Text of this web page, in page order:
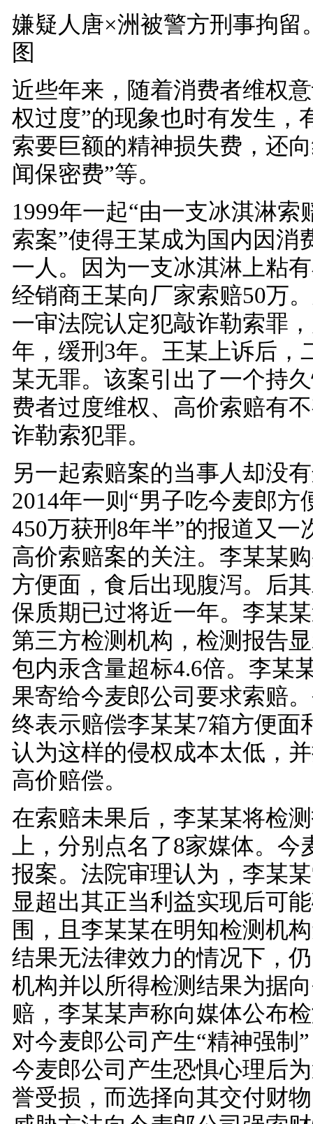
嫌疑人唐×洲被警方刑事拘留
图
近些年来，随着消费者维权
权过度”的现象也时有发生，
索要巨额的精神损失费，还
闻保密费”等。
1999年一起“由一支冰淇淋索
索案”使得王某成为国内因消
一人。因为一支冰淇淋上粘
经销商王某向厂家索赔50万
一审法院认定犯敲诈勒索罪
年，缓刑3年。王某上诉后，
某无罪。该案引出了一个持
费者过度维权、高价索赔有
诈勒索犯罪。
另一起索赔案的当事人却没
2014年一则“男子吃今麦郎方
450万获刑8年半”的报道又一
高价索赔案的关注。李某某
方便面，食后出现腹泻。后
保质期已过将近一年。李某
第三方检测机构，检测报告
包内汞含量超标4.6倍。李某
果寄给今麦郎公司要求索赔
终表示赔偿李某某7箱方便面
认为这样的侵权成本太低，
高价赔偿。
在索赔未果后，李某某将检
上，分别点名了8家媒体。
报案。法院审理认为，李某
显超出其正当利益实现后可
围，且李某某在明知检测机
结果无法律效力的情况下，
机构并以所得检测结果为据
赔，李某某声称向媒体公布
对今麦郎公司产生“精神强制
今麦郎公司产生恐惧心理后
誉受损，而选择向其交付财